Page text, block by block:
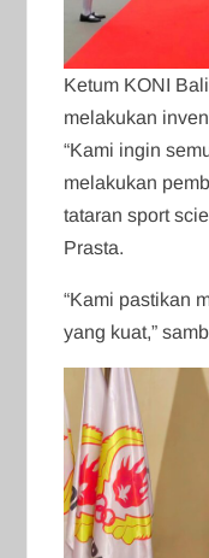
Ketum KONI
melakukan
“Kami ingin
melakukan
tataran sport
Prasta.
“Kami pastikan
yang kuat,”